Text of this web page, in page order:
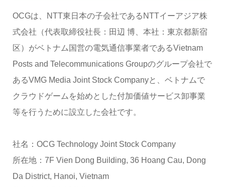
OCGは、NTT東日本の子会社であるNTTイーアジア株
式会社（代表取締役社長：田辺 博、本社：東京都新宿
区）がベトナム国営の電気通信事業者であるVietnam
Posts and Telecommunications Groupのグループ会社で
あるVMG Media Joint Stock Companyと、ベトナムで
クラウドゲームを始めとした付加価値サービス卸事業
等を行うために設立した会社です。
社名：OCG Technology Joint Stock Company
所在地：7F Vien Dong Building, 36 Hoang Cau, Dong
Da District, Hanoi, Vietnam